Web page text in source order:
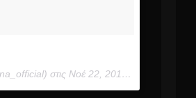
στις Νοέ 22, 2017, 5:44πμ PST